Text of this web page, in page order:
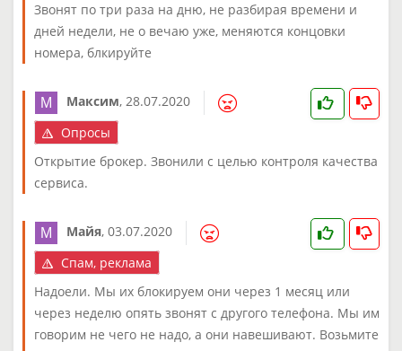
Звонят по три раза на дню, не разбирая времени и
дней недели, не о вечаю уже, меняются концовки
номера, блкируйте
Максим, 28.07.2020
Опросы
Открытие брокер. Звонили с целью контроля качества
сервиса.
Майя, 03.07.2020
Спам, реклама
Надоели. Мы их блокируем они через 1 месяц или
через неделю опять звонят с другого телефона. Мы им
говорим не чего не надо, а они навешивают. Возьмите